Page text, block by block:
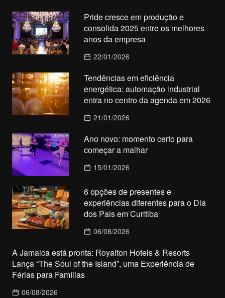
Pride cresce em produção e
consolida 2025 entre os melhores
anos da empresa
22/01/2026
Tendências em eficiência
energética: automação industrial
entra no centro da agenda em 2026
21/01/2026
Ano novo: momento certo para
começar a malhar
15/01/2026
6 opções de presentes e
experiências diferentes para o Dia
dos Pais em Curitiba
06/08/2026
A Jamaica está pronta: Royalton Hotels & Resorts
Lança “The Soul of the Island”, uma Experiência de
Férias para Famílias
06/08/2026